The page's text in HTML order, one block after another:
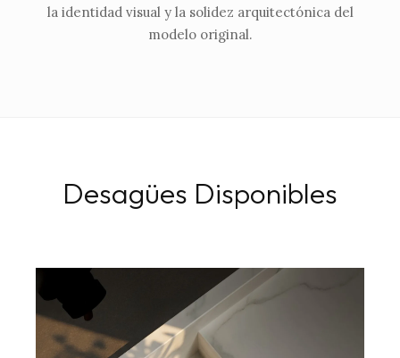
la identidad visual y la solidez arquitectónica del
modelo original.
Desagües Disponibles